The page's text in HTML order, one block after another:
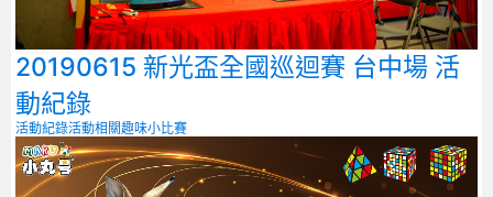
20190615 新光盃全國巡迴賽 台中場 活
動紀錄
活動紀錄活動相關趣味小比賽